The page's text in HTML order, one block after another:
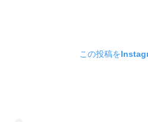
この投稿を